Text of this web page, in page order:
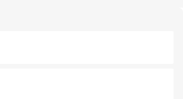
カーズは地元の風情を楽しめる外せないスポット